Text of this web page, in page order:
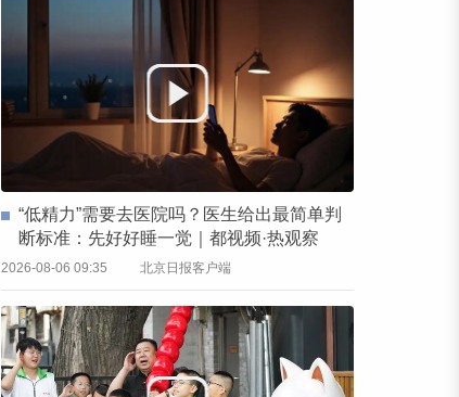
“低精力”需要去医院吗？医生给出最简单判
断标准：先好好睡一觉｜都视频·热观察
2026-08-06 09:35 北京日报客户端